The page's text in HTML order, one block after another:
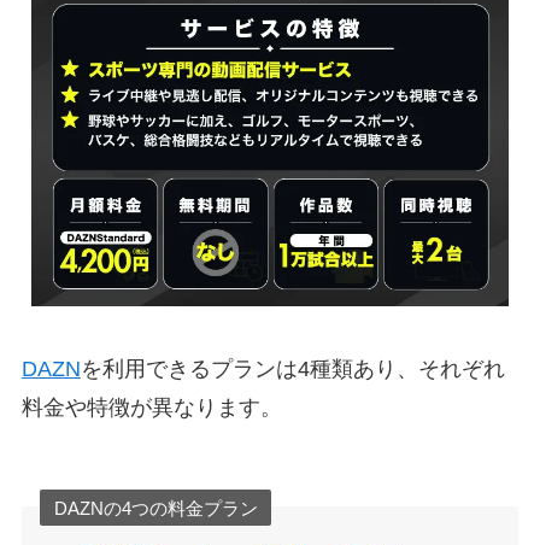
DAZNを利用できるプランは4種類あり、それぞれ
料金や特徴が異なります。
DAZNの4つの料金プラン